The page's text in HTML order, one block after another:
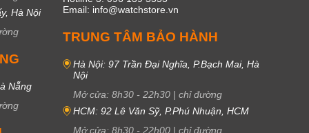
Hà Nội
Nẵng
Email: info@watchstore.vn
TRUNG TÂM BẢO HÀNH
Hà Nội: 97 Trần Đại Nghĩa, P.Bạch Mai, Hà
Nội
Mở cửa: 8h30 - 22h30 | chỉ đường
HCM: 92 Lê Văn Sỹ, P.Phú Nhuận, HCM
Mở cửa: 8h30 - 22h00 | chỉ đường